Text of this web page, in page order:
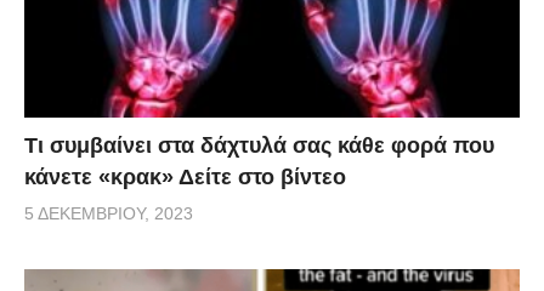
Τι συμβαίνει στα δάχτυλά σας κάθε φορά που
κάνετε «κρακ» Δείτε στο βίντεο
5 ΔΕΚΕΜΒΡΊΟΥ, 2023